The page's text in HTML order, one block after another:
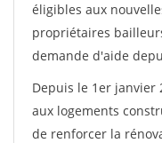
éligibles aux
propriétaires
demande d'aide
Depuis le 1er janvier
aux logements
de renforcer la